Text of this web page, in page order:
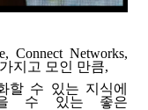
Connect Networks,
지고 모인 만큼,
할 수 있는 지식에
을 수 있는 좋은